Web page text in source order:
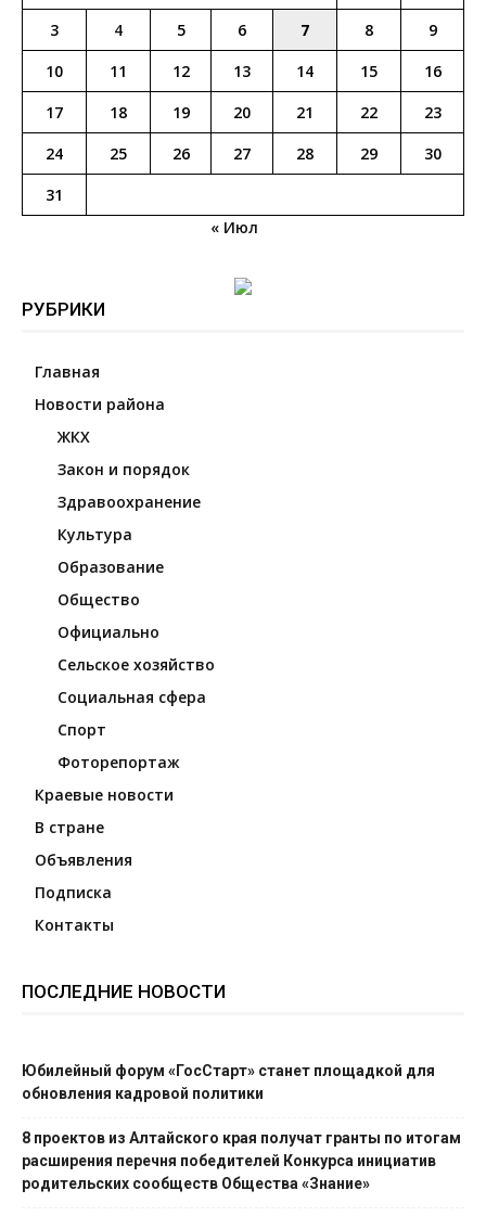
3
4 5 6 7 8
9
10
11 12 13 14 15
16
17
18 19 20 21 22
23
24
25 26 27 28 29
30
31
« Июл
РУБРИКИ
Главная
Новости района
ЖКХ
Закон и порядок
Здравоохранение
Культура
Образование
Общество
Официально
Сельское хозяйство
Социальная сфера
Спорт
Фоторепортаж
Краевые новости
В стране
Объявления
Подписка
Контакты
ПОСЛЕДНИЕ НОВОСТИ
Юбилейный форум «ГосСтарт» станет площадкой для
обновления кадровой политики
8 проектов из Алтайского края получат гранты по итогам
расширения перечня победителей Конкурса инициатив
родительских сообществ Общества «Знание»